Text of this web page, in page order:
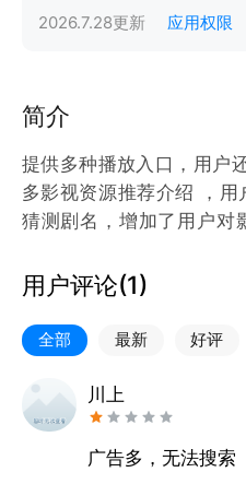
2026.7.28更新 应用权限
简介
提供多种播放入口，用户
多影视资源推荐介绍 ，
猜测剧名，增加了用户对
或导入文本，开启悬浮窗
能显示台词，界面还能统
用户保存台词或直接拍摄 。
用户评论(1)
全部 最新 好评
川上
广告多，无法搜索